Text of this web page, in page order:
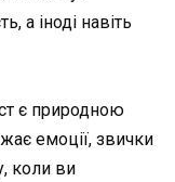
а іноді навіть
є природною
емоції, звички
коли ви